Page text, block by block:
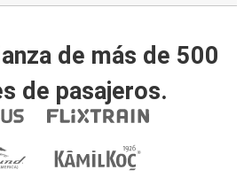
de más de 500
de pasajeros.